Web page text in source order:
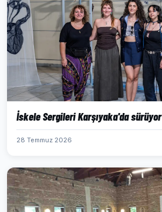
İskele Sergileri Karşıyaka'da sürüyor
28 Temmuz 2026